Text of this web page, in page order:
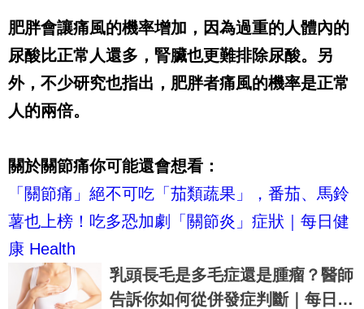
肥胖會讓痛風的機率增加，因為過重的人體內的
尿酸比正常人還多，腎臟也更難排除尿酸。另
外，不少研究也指出，肥胖者痛風的機率是正常
人的兩倍。
關於關節痛你可能還會想看：
「關節痛」絕不可吃「茄類蔬果」，番茄、馬鈴
薯也上榜！吃多恐加劇「關節炎」症狀｜每日健
康 Health
乳頭長毛是多毛症還是腫瘤？醫師
告訴你如何從併發症判斷｜每日健